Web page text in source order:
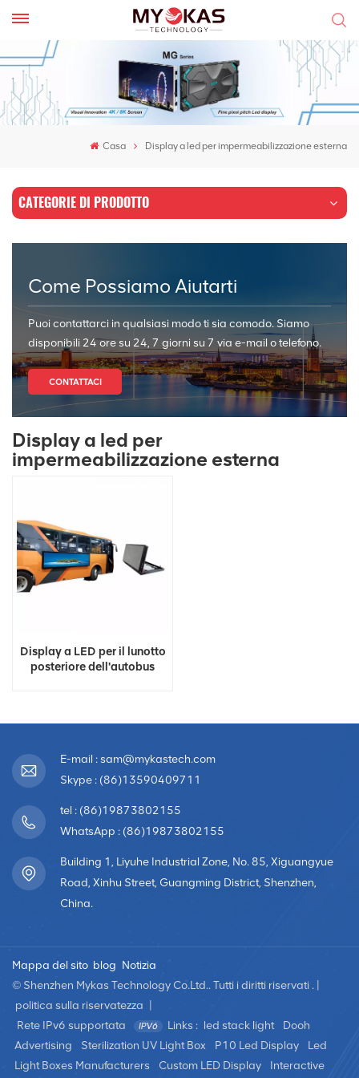
Casa Display a led per impermeabilizzazione esterna
CATEGORIE DI PRODOTTO
Come Possiamo Aiutarti
Puoi contattarci in qualsiasi modo ti sia comodo. Siamo
disponibili 24 ore su 24, 7 giorni su 7 via e-mail o telefono.
CONTATTACI
Display a led per
impermeabilizzazione esterna
Display a LED per il lunotto
posteriore dell'autobus
E-mail : sam@mykastech.com
Skype : (86)13590409711
tel : (86)19873802155
WhatsApp : (86)19873802155
Building 1, Liyuhe Industrial Zone, No. 85, Xiguangyue
Road, Xinhu Street, Guangming District, Shenzhen,
China.
Mappa del sito blog Notizia
© Shenzhen Mykas Technology Co.Ltd.. Tutti i diritti riservati . |
politica sulla riservatezza
Rete IPv6 supportata
Links : led stack light
Dooh
Advertising
Sterilization UV Light Box P10 Led Display
Led
Light Boxes Manufacturers
Custom LED Display Interactive